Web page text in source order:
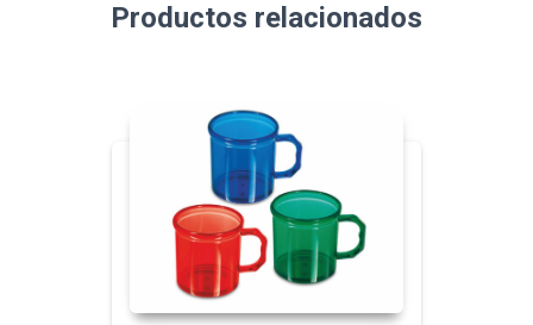
Productos relacionados